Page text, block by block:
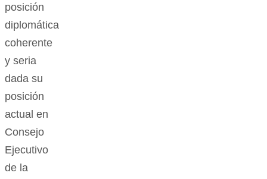
posición
diplomática
coherente
y seria
dada su
posición
actual en
Consejo
Ejecutivo
de la